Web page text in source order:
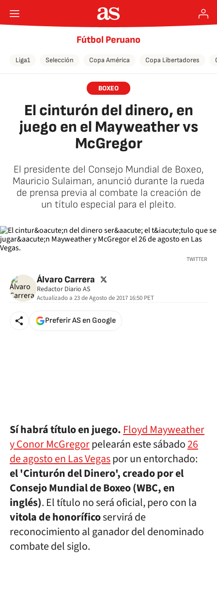
Fútbol Peruano
Liga1 Selección Copa América Copa Libertadores
BOXEO
El cinturón del dinero, en
juego en el Mayweather vs
McGregor
El presidente del Consejo Mundial de Boxeo,
Mauricio Sulaiman, anunció durante la rueda
de prensa previa al combate la creación de
un título especial para el pleito.
TWITTER
Álvaro Carrera twitter
Redactor Diario AS
Actualizado a 23 de Agosto de 2017 16:50 PET
Preferir AS en Google
Sí habrá título en juego. Floyd Mayweather
y Conor McGregorpelearán este sábado26
de agosto en Las Vegaspor un entorchado:
el 'Cinturón del Dinero', creado por el
Consejo Mundial de Boxeo (WBC, en
inglés). El título no será oficial, pero con la
vitola de honoríficoservirá de
reconocimiento al ganador del denominado
combate del siglo.